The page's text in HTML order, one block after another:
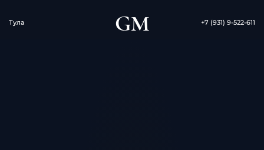
Тула GM +7 (931) 9-522-611